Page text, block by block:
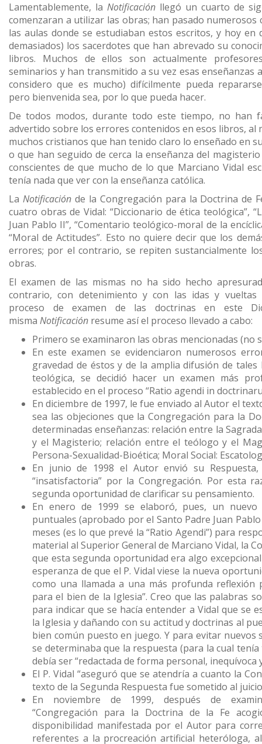
Lamentablemente, la Notificación llegó un cuarto de
comenzaran a utilizar las obras; han pasado
las aulas donde se estudiaban estos escritos, y hoy en
demasiados) los sacerdotes que han abrevado su
libros. Muchos de ellos son actualmente
seminarios y han transmitido a su vez esas enseñanzas
considero que es mucho) difícilmente pueda
pero bienvenida sea, por lo que pueda hacer.
De todos modos, durante todo este tiempo, no han
advertido sobre los errores contenidos en esos libros, al
muchos cristianos que han tenido claro lo enseñado en
o que han seguido de cerca la enseñanza del
conscientes de que mucho de lo que Marciano Vidal
tenía nada que ver con la enseñanza católica.
La Notificaciónde la Congregación para la Doctrina de
cuatro obras de Vidal: “Diccionario de ética teológica”,
Juan Pablo II”, “Comentario teológico-moral de la
“Moral de Actitudes”. Esto no quiere decir que los
errores; por el contrario, se repiten sustancialmente
obras.
El examen de las mismas no ha sido hecho
contrario, con detenimiento y con las idas y
proceso de examen de las doctrinas en este
misma Notificación resume así el proceso llevado a cabo:
Primero se examinaron las obras mencionadas (no
En este examen se evidenciaron numerosos
gravedad de éstos y de la amplia difusión de
teológica, se decidió hacer un examen más
establecido en el proceso “Ratio agendi in
En diciembre de 1997, le fue enviado al Autor el
sea las objeciones que la Congregación para la
determinadas enseñanzas: relación entre la
y el Magisterio; relación entre el teólogo y el
Persona-Sexualidad-Bioética; Moral Social:
En junio de 1998 el Autor envió su
“insatisfactoria” por la Congregación. Por esta
segunda oportunidad de clarificar su pensamiento.
En enero de 1999 se elaboró, pues, un
puntuales (aprobado por el Santo Padre Juan
meses (es lo que prevé la “Ratio Agendi”) para
material al Superior General de Marciano Vidal, la
que esta segunda oportunidad era algo
esperanza de que el P. Vidal viese la nueva
como una llamada a una más profunda
para el bien de la Iglesia”. Creo que las palabras
para indicar que se hacía entender a Vidal que se
la Iglesia y dañando con su actitud y doctrinas al
bien común puesto en juego. Y para evitar
se determinaba que la respuesta (para la cual
debía ser “redactada de forma personal, inequívoca
El P. Vidal “aseguró que se atendría a cuanto la
texto de la Segunda Respuesta fue sometido al
En noviembre de 1999, después de
“Congregación para la Doctrina de la Fe
disponibilidad manifestada por el Autor para
referentes a la procreación artificial heteróloga,